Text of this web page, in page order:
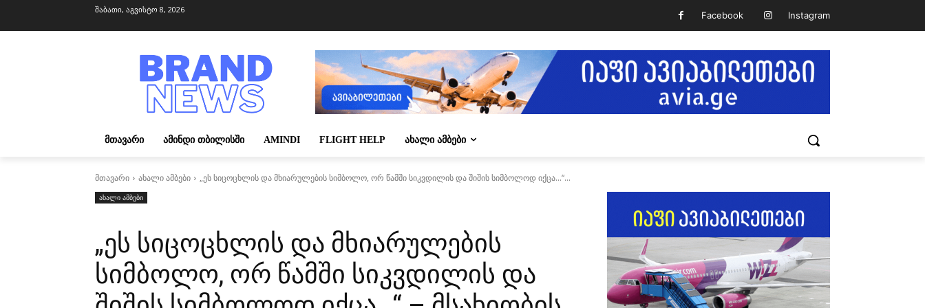
Facebook Instagram
შაბათი, აგვისტო 8, 2026
ᲛᲗᲐᲕᲐᲠᲘ ᲐᲛᲘᲜᲓᲘ ᲗᲑᲘᲚᲘᲡᲨᲘ AMINDI FLIGHT HELP ᲐᲮᲐᲚᲘ ᲐᲛᲑᲔᲑᲘ
მთავარი ახალი ამბები „ეს სიცოცხლის და მხიარულების სიმბოლო, ორ წამში სიკვდილის და შიშის სიმბოლოდ იქცა...“...
ახალი ამბები
„ეს სიცოცხლის და მხიარულების
სიმბოლო, ორ წამში სიკვდილის და